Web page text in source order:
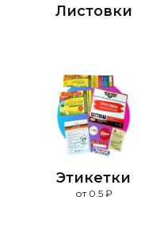
Листовки
Этикетки
от 0.5 ₽